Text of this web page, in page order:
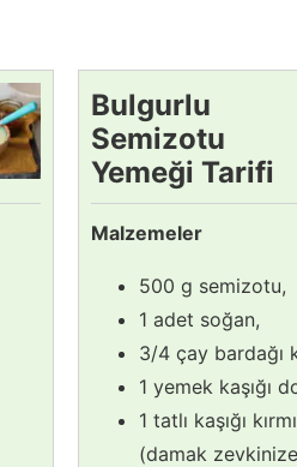
Bulgurlu
Semizotu
Yemeği Tarifi
Malzemeler
500 g semizotu,
1 adet soğan,
3/4 çay bardağı
1 yemek kaşığı
1 tatlı kaşığı
(damak